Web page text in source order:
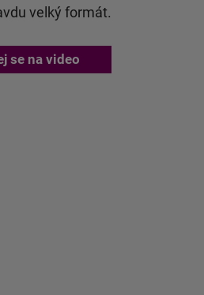
velký formát.
se na video